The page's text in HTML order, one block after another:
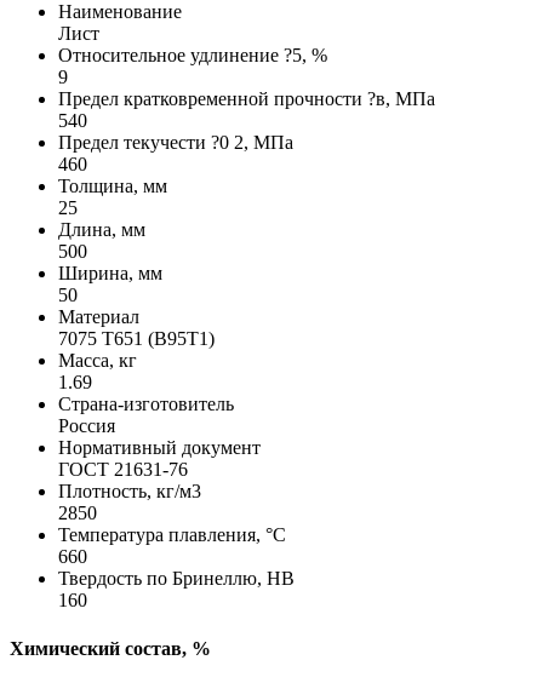
Наименование
Лист
Относительное удлинение ?5, %
9
Предел кратковременной прочности ?в, МПа
540
Предел текучести ?0 2, МПа
460
Толщина, мм
25
Длина, мм
500
Ширина, мм
50
Материал
7075 Т651 (В95Т1)
Масса, кг
1.69
Страна-изготовитель
Россия
Нормативный документ
ГОСТ 21631-76
Плотность, кг/м3
2850
Температура плавления, °C
660
Твердость по Бринеллю, HB
160
Химический состав, %